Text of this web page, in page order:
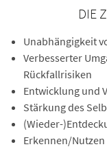
DIE
Unabhängigkeit
Verbesserter
Rückfallrisiken
Entwicklung und
Stärkung des
(Wieder-
Erkennen/